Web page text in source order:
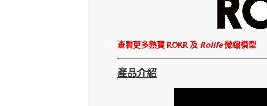
查看更多熱賣 ROKR 及 Rolife微縮模型
產品介紹